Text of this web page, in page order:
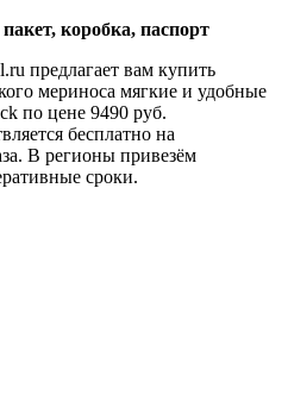
коробка, паспорт
предлагает вам купить
мериноса мягкие и удобные
по цене 9490 руб.
бесплатно на
В регионы привезём
сроки.